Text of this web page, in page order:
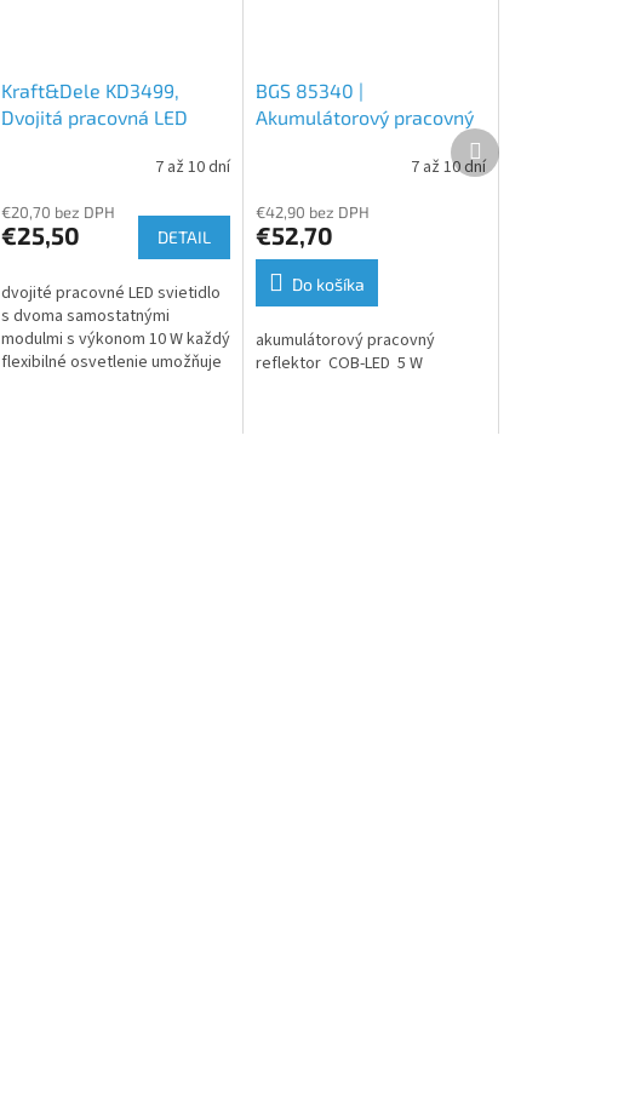
Kraft&Dele KD3499,
Dvojitá pracovná LED
6500 K, magnetický7 až 10 dní
€20,70 bez DPH
€25,50 DETAIL
dvojité pracovné LED svietidlo
s dvoma samostatnými
modulmi s výkonom 10 W každý
flexibilné osvetlenie umožňuje
BGS 85340 |
Akumulátorový pracovný
reflektor | COB-LED | 5 W
7 až 10 dní
€42,90 bez DPH
€52,70
Do košíka
akumulátorový pracovný
reflektor COB-LED 5 W
Ďalší
produkt